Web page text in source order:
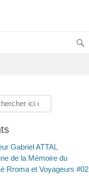
Gabriel ATTAL
de la Mémoire du
Rroma et Voyageurs #02